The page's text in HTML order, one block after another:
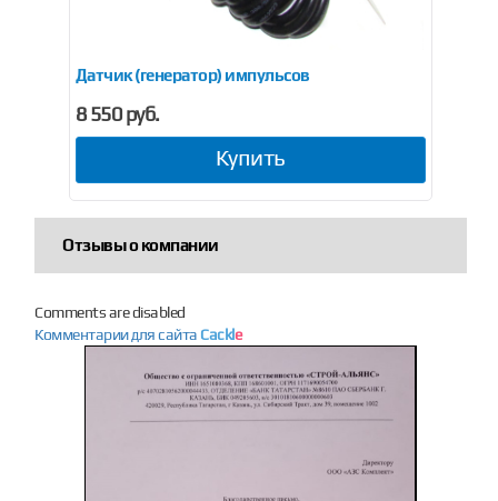
Датчик (генератор) импульсов
8 550 руб.
Купить
Отзывы о компании
Comments are disabled
Комментарии для сайта Cackle